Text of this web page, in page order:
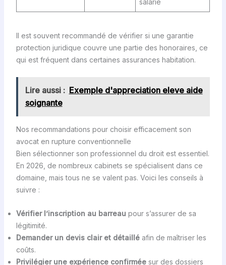
Il est souvent recommandé de vérifier si une garantie
protection juridique couvre une partie des honoraires, ce
qui est fréquent dans certaines assurances habitation.
Lire aussi : Exemple d'appreciation eleve aide
soignante
Nos recommandations pour choisir efficacement son
avocat en rupture conventionnelle
Bien sélectionner son professionnel du droit est essentiel.
En 2026, de nombreux cabinets se spécialisent dans ce
domaine, mais tous ne se valent pas. Voici les conseils à
suivre :
Vérifier l’inscription au barreau pour s’assurer de sa
légitimité.
Demander un devis clair et détailléafin de maîtriser les
coûts.
Privilégier une expérience confirméesur des dossiers